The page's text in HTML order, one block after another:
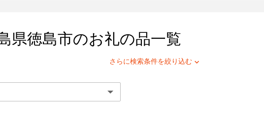
県徳島市のお礼の品一覧
さらに検索条件を絞り込む